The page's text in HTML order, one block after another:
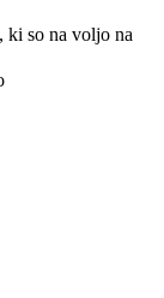
ki so na voljo na